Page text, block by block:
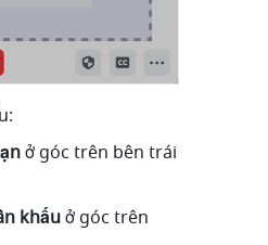
ở góc trên bên trái
khấu ở góc trên